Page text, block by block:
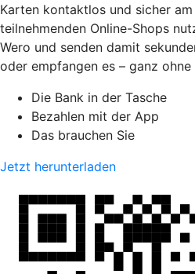
Karten kontaktlos und sicher
teilnehmenden Online-Shops
Wero und senden damit
oder empfangen es – ganz ohne
Die Bank in der Tasche
Bezahlen mit der App
Das brauchen Sie
Jetzt herunterladen